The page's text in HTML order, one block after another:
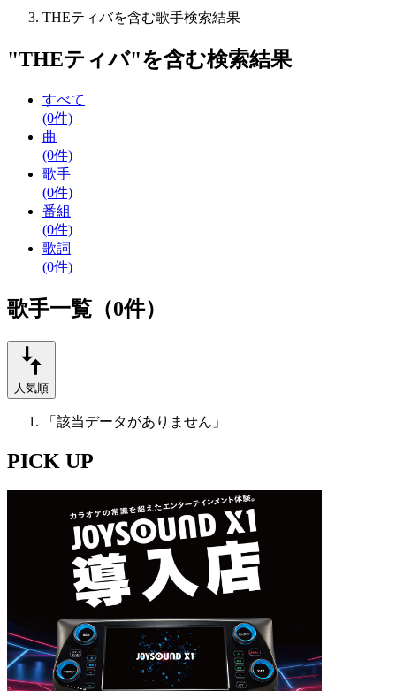
THEティバを含む歌手検索結果
"THEティバ"を含む検索結果
すべて
(0件)
曲
(0件)
歌手
(0件)
番組
(0件)
歌詞
(0件)
歌手一覧（0件）
人気順
「該当データがありません」
PICK UP